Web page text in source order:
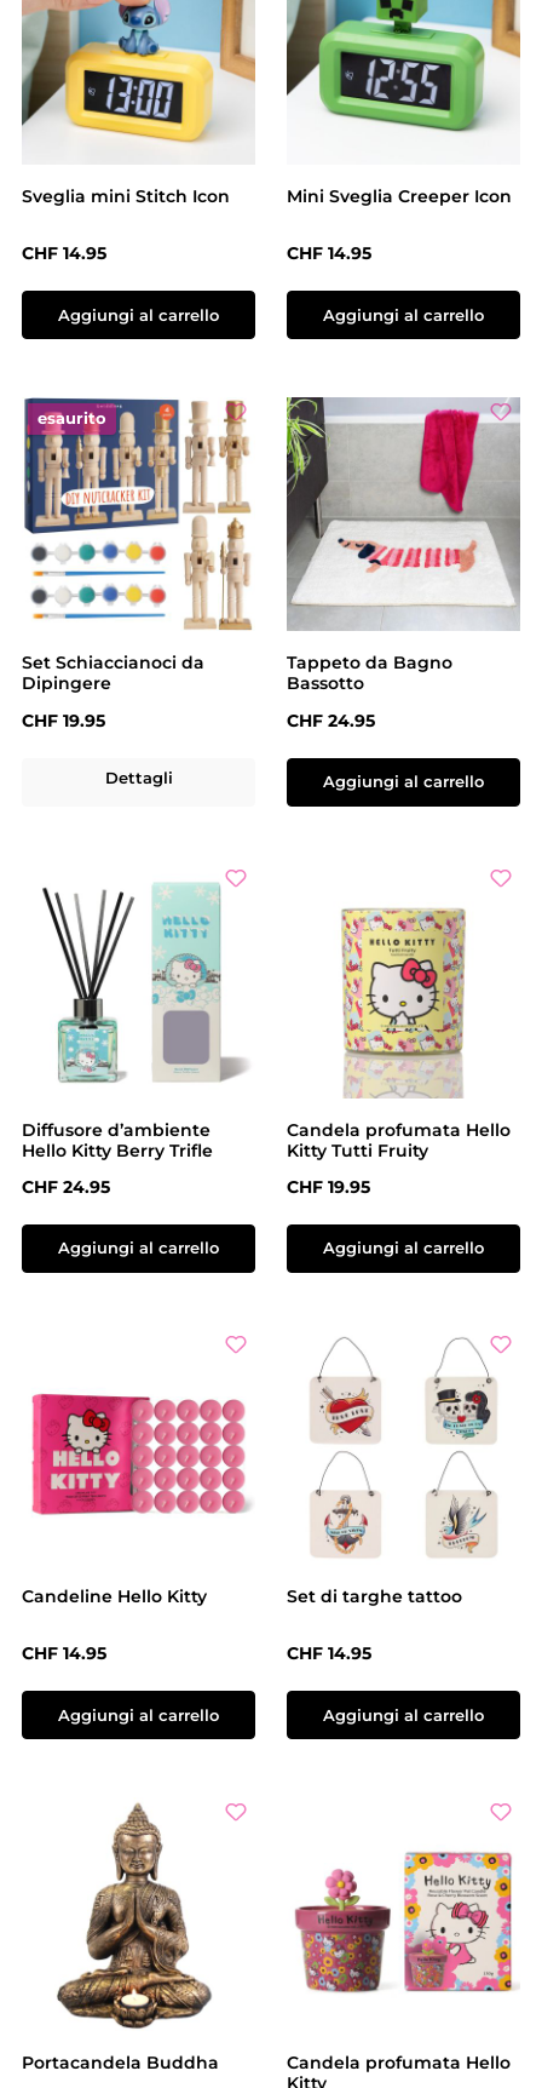
Sveglia mini Stitch Icon
Prezzo normale:
CHF 14.95
Aggiungi al carrello
Mini Sveglia Creeper Icon
Prezzo normale:
CHF 14.95
Aggiungi al carrello
esaurito
Set Schiaccianoci da
Dipingere
Prezzo normale:
CHF 19.95
Dettagli
Tappeto da Bagno
Bassotto
Prezzo normale:
CHF 24.95
Aggiungi al carrello
Diffusore d’ambiente
Hello Kitty Berry Trifle
Prezzo normale:
CHF 24.95
Aggiungi al carrello
Candela profumata Hello
Kitty Tutti Fruity
Prezzo normale:
CHF 19.95
Aggiungi al carrello
Candeline Hello Kitty
Prezzo normale:
CHF 14.95
Aggiungi al carrello
Set di targhe tattoo
Prezzo normale:
CHF 14.95
Aggiungi al carrello
Portacandela Buddha
Candela profumata Hello
Kitty